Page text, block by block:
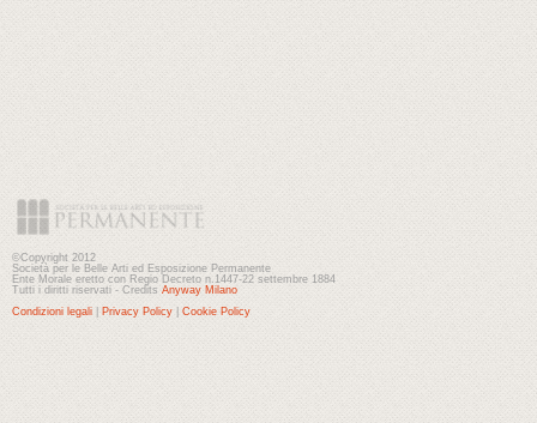
©Copyright 2012
Società per le Belle Arti ed Esposizione Permanente
Ente Morale eretto con Regio Decreto n.1447-22 settembre 1884
Tutti i diritti riservati - Credits Anyway Milano
Condizioni legali
Privacy Policy Cookie Policy